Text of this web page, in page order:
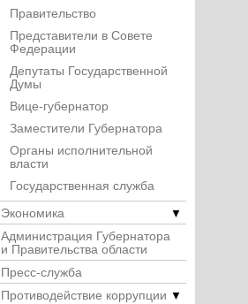
Правительство
Представители в Совете
Федерации
Депутаты Государственной
Думы
Вице-губернатор
Заместители Губернатора
Органы исполнительной
власти
Государственная служба
▼
Экономика
Администрация Губернатора
и Правительства области
Пресс-служба
▼
Противодействие коррупции